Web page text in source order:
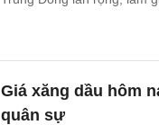
Giá xăng dầu hôm
quân sự